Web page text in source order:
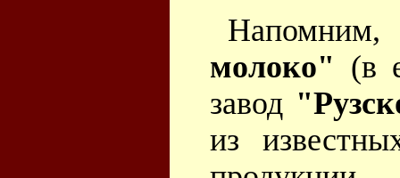
молоко" (в
завод
из